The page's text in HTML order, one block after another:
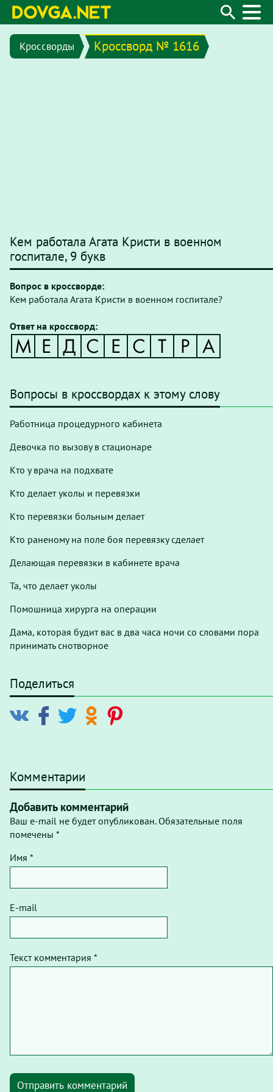
Кроссворды Кроссворд № 1616
Кем работала Агата Кристи в военном
госпитале, 9 букв
Вопрос в кроссворде:
Кем работала Агата Кристи в военном госпитале?
Ответ на кроссворд:
Вопросы в кроссвордах к этому слову
Работница процедурного кабинета
Девочка по вызову в стационаре
Кто у врача на подхвате
Кто делает уколы и перевязки
Кто перевязки больным делает
Кто раненому на поле боя перевязку сделает
Делающая перевязки в кабинете врача
Та, что делает уколы
Помошница хирурга на операции
Дама, которая будит вас в два часа ночи со словами пора
принимать снотворное
Поделиться
Комментарии
Добавить комментарий
Ваш e-mail не будет опубликован. Обязательные поля
помечены *
Имя *
E-mail
Текст комментария *
Отправить комментарий